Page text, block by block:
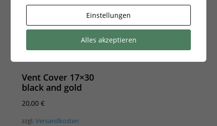
Vent Cover 17×30
black and gold
20,00 €
zzgl. Versandkosten
Einstellungen
Alles akzeptieren